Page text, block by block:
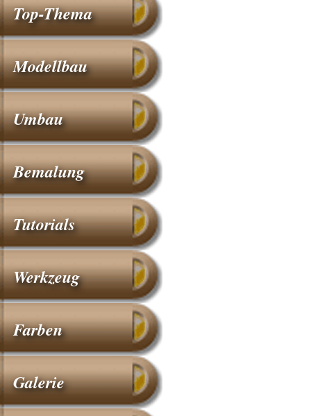
Top-Thema
Modellbau
Umbau
Bemalung
Tutorials
Werkzeug
Farben
Galerie